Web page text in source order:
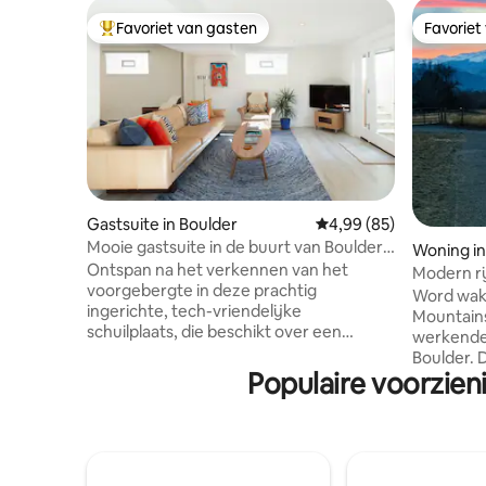
Topfavoriet van gasten
Favoriet van gasten
Gastsuite in Boulder Gemiddelde
4,99 (85)
Mooie gastsuite in de buurt van Boulder
Hiking Trails
Ontspan na het verkennen van het
voorgebergte in deze prachtig
ingerichte, tech-vriendelijke
schuilplaats, die beschikt over een
smart-tv en 5G wifi. De badkamer
schittert, met zijn glas, chromen en
Woning
Modern
de buurt
bergen
Word
Boulder.
hoek
Populaire